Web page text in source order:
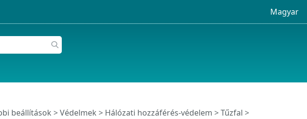
Magyar
beállítások >Védelmek > Hálózati hozzáférés-védelem >Tűzfal >